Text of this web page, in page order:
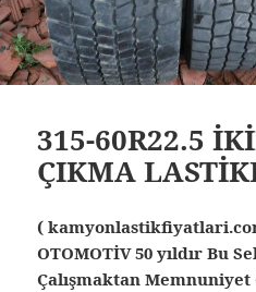
315-60R22.5
ÇIKMA
(
OTOMOTİV 50 yıldır Bu
Çalışmaktan